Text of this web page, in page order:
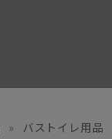
» バストイレ用品